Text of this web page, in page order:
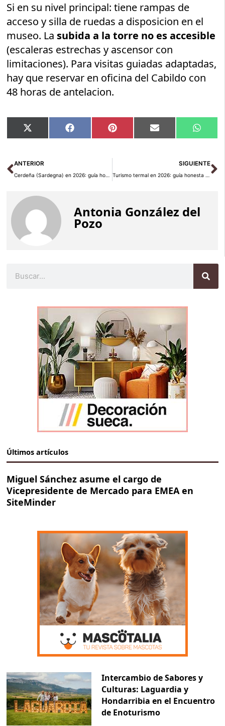
Si en su nivel principal: tiene rampas de
acceso y silla de ruedas a disposicion en el
museo. La subida a la torre no es accesible
(escaleras estrechas y ascensor con
limitaciones). Para visitas guiadas adaptadas,
hay que reservar en oficina del Cabildo con
48 horas de antelacion.
Compartir
en
X
(Twitter)
Compartir
en
Facebook Compartir
en
Pinterest Compartir
en
Email
en
Ant
ANTERIOR
Cerdeña (Sardegna) en 2026: guía honesta de la isla más virgen del Mediterráneo
SIGUIENTE
Turismo termal en 2026: guía honesta para encontrar el balneario que de verdad te desconecta
Antonia González del
Pozo
Últimos artículos
Miguel Sánchez asume el cargo de
Vicepresidente de Mercado para EMEA en
SiteMinder
Intercambio de Sabores y
Culturas: Laguardia y
Hondarribia en el Encuentro
de Enoturismo